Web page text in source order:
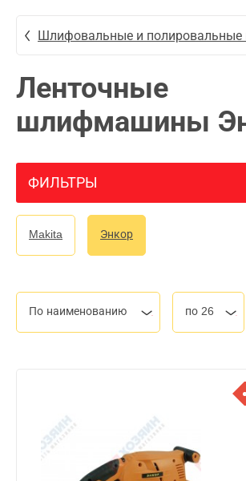
Шлифовальные и
Ленточные
шлифмашины
ФИЛЬТРЫ
Makita Энкор
По наименованию по 26